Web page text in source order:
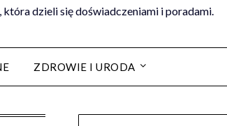
która dzieli się doświadczeniami i poradami.
ZDROWIE I URODA